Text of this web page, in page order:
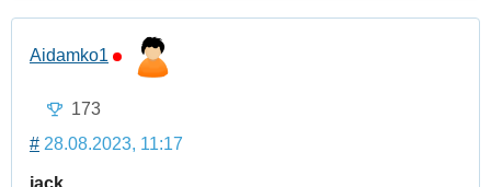
Aidamko1
173
# 28.08.2023, 11:17
jack